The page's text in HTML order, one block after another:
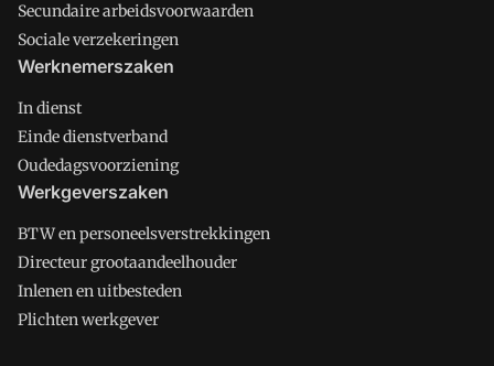
Secundaire arbeidsvoorwaarden
Sociale verzekeringen
Werknemerszaken
In dienst
Einde dienstverband
Oudedagsvoorziening
Werkgeverszaken
BTW en personeelsverstrekkingen
Directeur grootaandeelhouder
Inlenen en uitbesteden
Plichten werkgever